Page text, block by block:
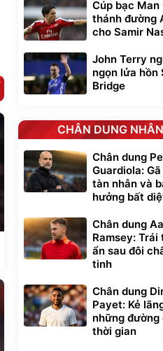
trong di
295.000đ
Đã bán nhiều
Cúp bạc
thánh đường
cho Samir
John Terry
ngọn lửa hồn
Bridge
CHÂN DUNG
Chân dung
Guardiola:
tàn nhẫn và
hưởng bất
Chân dung
Ramsey: Trái
ẩn sau đôi
tinh
Chân dung
Payet: Kẻ
những
thời gian